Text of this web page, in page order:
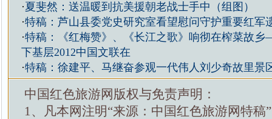
·夏斐然：送温暖到抗美援朝老战士手中（组图）
·特稿：芦山县委党史研究室看望慰问守护重要红军
·特稿：《红梅赞》、《长江之歌》响彻在榨菜故
下基层2012中国文联在
·特稿：徐建平、马继奋参观一代伟人刘少奇故里景
中国红色旅游网版权与免责声明：
1、凡本网注明“来源：中国红色旅游网特稿